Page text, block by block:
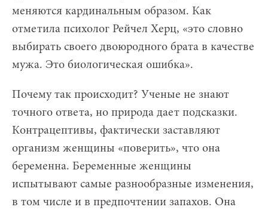
меняются кардинальным образом. Как
отметила психолог Рейчел Херц, «это словно
выбирать своего двоюродного брата в качестве
мужа. Это биологическая ошибка».
Почему так происходит? Ученые не знают
точного ответа, но природа дает подсказки.
Контрацептивы, фактически заставляют
организм женщины «поверить», что она
беременна. Беременные женщины
испытывают самые разнообразные изменения,
в том числе и в предпочтении запахов. Она